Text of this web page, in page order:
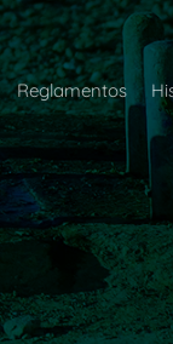
Reglamentos